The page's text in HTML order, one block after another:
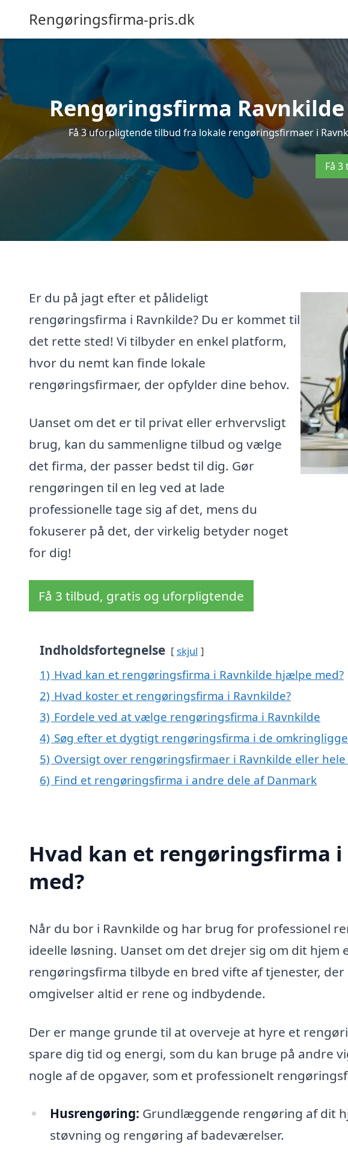
Rengøringsfirma-pris.dk
Rengøringsfirma
Få 3 uforpligtende tilbud fra lokale rengøringsfirmaer i
Få
Er du på jagt efter et pålideligt
rengøringsfirma i Ravnkilde? Du er kommet til
det rette sted! Vi tilbyder en enkel platform,
hvor du nemt kan finde lokale
rengøringsfirmaer, der opfylder dine behov.
Uanset om det er til privat eller erhvervsligt
brug, kan du sammenligne tilbud og vælge
det firma, der passer bedst til dig. Gør
rengøringen til en leg ved at lade
professionelle tage sig af det, mens du
fokuserer på det, der virkelig betyder noget
for dig!
Få 3 tilbud, gratis og uforpligtende
Indholdsfortegnelse skjul
1) Hvad kan et rengøringsfirma i Ravnkilde hjælpe med?
2) Hvad koster et rengøringsfirma i Ravnkilde?
3) Fordele ved at vælge rengøringsfirma i Ravnkilde
4) Søg efter et dygtigt rengøringsfirma i de
5) Oversigt over rengøringsfirmaer i Ravnkilde eller
6) Find et rengøringsfirma i andre dele af Danmark
Hvad kan et rengøringsfirma
med?
Når du bor i Ravnkilde og har brug for professionel
ideelle løsning. Uanset om det drejer sig om dit hjem
rengøringsfirma tilbyde en bred vifte af tjenester,
omgivelser altid er rene og indbydende.
Der er mange grunde til at overveje at hyre et
spare dig tid og energi, som du kan bruge på andre
nogle af de opgaver, som et professionelt
Husrengøring: Grundlæggende rengøring af dit
støvning og rengøring af badeværelser.